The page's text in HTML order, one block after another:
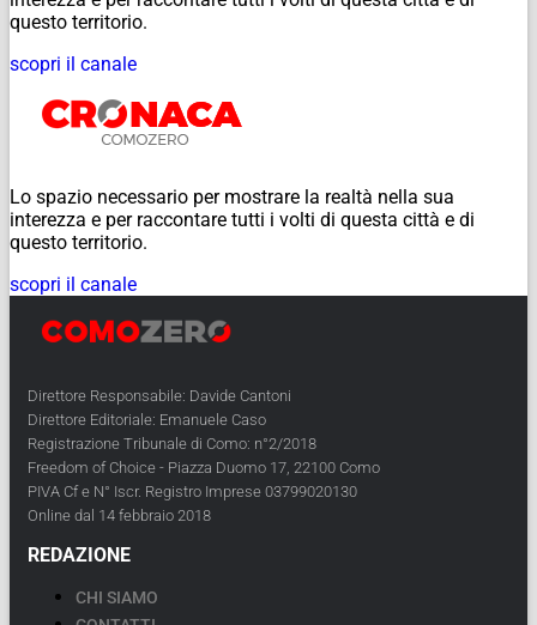
questo territorio.
scopri il canale
Lo spazio necessario per mostrare la realtà nella sua
interezza e per raccontare tutti i volti di questa città e di
questo territorio.
scopri il canale
Direttore Responsabile: Davide Cantoni
Direttore Editoriale: Emanuele Caso
Registrazione Tribunale di Como: n°2/2018
Freedom of Choice - Piazza Duomo 17, 22100 Como
PIVA Cf e N° Iscr. Registro Imprese 03799020130
Online dal 14 febbraio 2018
REDAZIONE
CHI SIAMO